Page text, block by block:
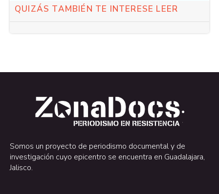
QUIZÁS TAMBIÉN TE INTERESE LEER
.
.
Somos un proyecto de periodismo documental y de
investigación cuyo epicentro se encuentra en Guadalajara,
Jalisco.